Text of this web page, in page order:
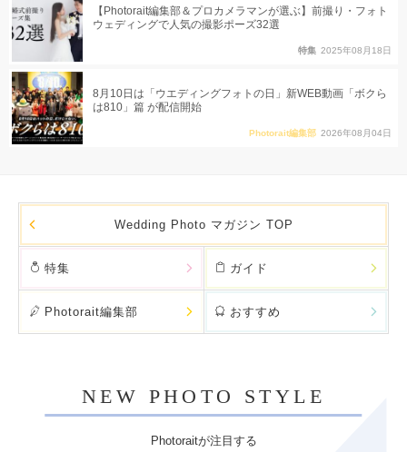
【Photorait編集部＆プロカメラマンが選ぶ】前撮り・フォト
ウェディングで人気の撮影ポーズ32選
特集 2025年08月18日
8月10日は「ウエディングフォトの日」新WEB動画「ボクら
は810」篇 が配信開始
Photorait編集部 2026年08月04日
Wedding Photo マガジン TOP
特集 ガイド
Photorait編集部 おすすめ
NEW PHOTO STYLE
Photoraitが注目する